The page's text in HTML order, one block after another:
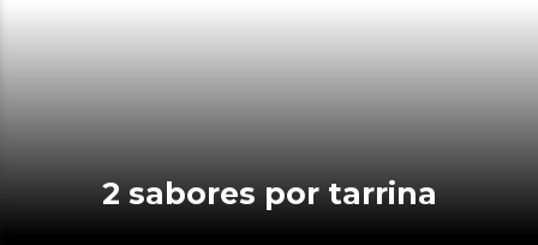
2 sabores por tarrina